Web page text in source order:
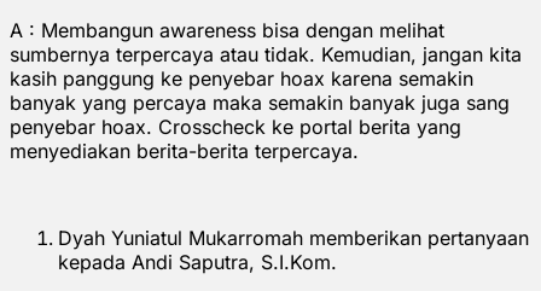
A : Membangun awareness bisa dengan melihat
sumbernya terpercaya atau tidak. Kemudian, jangan kita
kasih panggung ke penyebar hoax karena semakin
banyak yang percaya maka semakin banyak juga sang
penyebar hoax. Crosscheck ke portal berita yang
menyediakan berita-berita terpercaya.
Dyah Yuniatul Mukarromah memberikan pertanyaan
kepada Andi Saputra, S.I.Kom.